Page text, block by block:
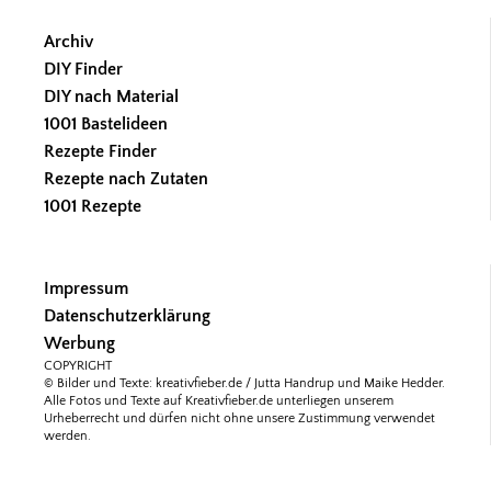
Archiv
DIY Finder
DIY nach Material
1001 Bastelideen
Rezepte Finder
Rezepte nach Zutaten
1001 Rezepte
Impressum
Datenschutzerklärung
Werbung
COPYRIGHT
© Bilder und Texte: kreativfieber.de / Jutta Handrup und Maike Hedder.
Alle Fotos und Texte auf Kreativfieber.de unterliegen unserem
Urheberrecht und dürfen nicht ohne unsere Zustimmung verwendet
werden.